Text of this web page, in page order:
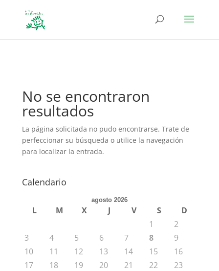
No se encontraron
resultados
La página solicitada no pudo encontrarse. Trate de
perfeccionar su búsqueda o utilice la navegación
para localizar la entrada.
Calendario
agosto 2026
L M X J V S
D
1
2
3
4 5 6 7 8
9
10
11 12 13 14 15
16
17
18 19 20 21 22
23